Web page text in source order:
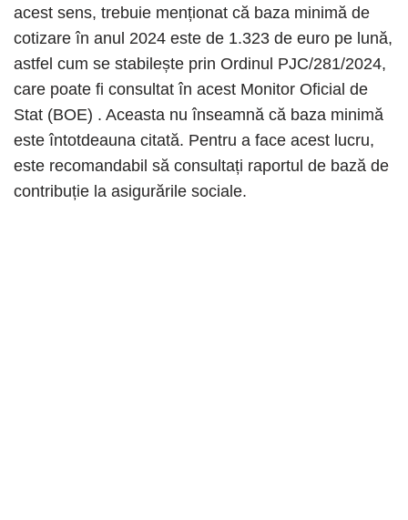
acest sens, trebuie menționat că baza minimă de
cotizare în anul 2024 este de 1.323 de euro pe lună,
astfel cum se stabilește prin Ordinul PJC/281/2024,
care poate fi consultat în acest Monitor Oficial de
Stat (BOE) . Aceasta nu înseamnă că baza minimă
este întotdeauna citată. Pentru a face acest lucru,
este recomandabil să consultați raportul de bază de
contribuție la asigurările sociale.